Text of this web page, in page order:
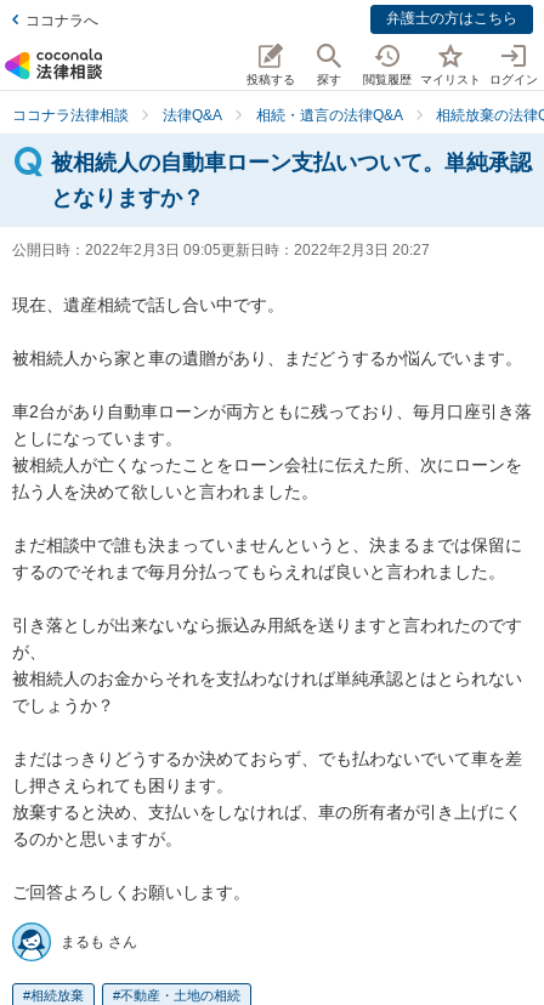
ココナラへ 弁護士の方はこちら
投稿する 探す 閲覧履歴 マイリスト ログイン
ココナラ法律相談 法律Q&A 相続・遺言の法律Q&A 相続放棄の法律
被相続人の自動車ローン支払いついて。単純承認
となりますか？
公開日時： 2022年2月3日 09:05更新日時： 2022年2月3日 20:27
現在、遺産相続で話し合い中です。
被相続人から家と車の遺贈があり、まだどうするか悩んでいます。
車2台があり自動車ローンが両方ともに残っており、毎月口座引き落
としになっています。
被相続人が亡くなったことをローン会社に伝えた所、次にローンを
払う人を決めて欲しいと言われました。
まだ相談中で誰も決まっていませんというと、決まるまでは保留に
するのでそれまで毎月分払ってもらえれば良いと言われました。
引き落としが出来ないなら振込み用紙を送りますと言われたのです
が、
被相続人のお金からそれを支払わなければ単純承認とはとられない
でしょうか？
まだはっきりどうするか決めておらず、でも払わないでいて車を差
し押さえられても困ります。
放棄すると決め、支払いをしなければ、車の所有者が引き上げにく
るのかと思いますが。
ご回答よろしくお願いします。
まるも さん
相続放棄 不動産・土地の相続